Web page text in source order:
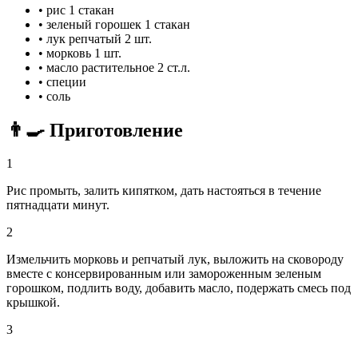
• рис 1 стакан
• зеленый горошек 1 стакан
• лук репчатый 2 шт.
• морковь 1 шт.
• масло растительное 2 ст.л.
• специи
• соль
👨‍🍳 Приготовление
1
Рис промыть, залить кипятком, дать настояться в течение
пятнадцати минут.
2
Измельчить морковь и репчатый лук, выложить на сковороду
вместе с консервированным или замороженным зеленым
горошком, подлить воду, добавить масло, подержать смесь под
крышкой.
3